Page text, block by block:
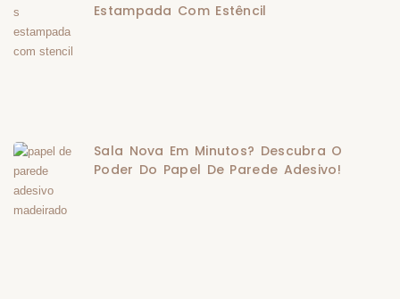
Estampada Com Estêncil
Sala Nova Em Minutos? Descubra O
Poder Do Papel De Parede Adesivo!